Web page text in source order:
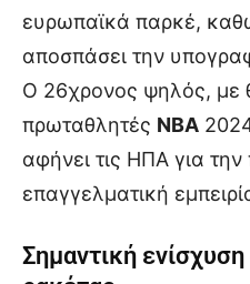
ευρωπαϊκά παρκέ,
αποσπάσει την
Ο 26χρονος ψηλός, με
πρωταθλητές NBA
αφήνει τις ΗΠΑ για
επαγγελματική
Σημαντική